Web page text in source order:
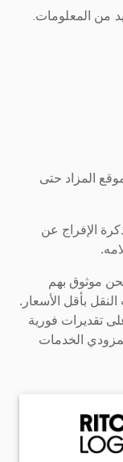
من المعلومات.
المزاد حتى
الإفراج عن
موثوق بهم
بأقل الأسعار.
تقديرات فورية
الخدمات